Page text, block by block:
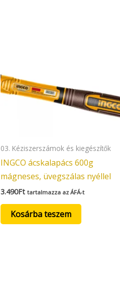
03. Kéziszerszámok és kiegészítők
INGCO ácskalapács 600g
mágneses, üvegszálas nyéllel
3.490Ft tartalmazza az ÁFÁ-t
Kosárba teszem